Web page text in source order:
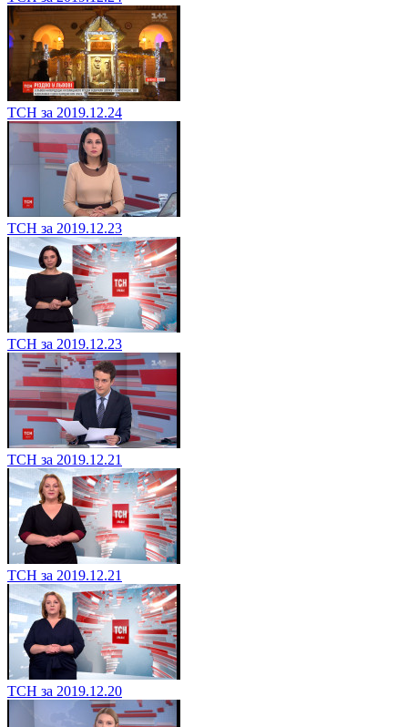
ТСН за 2019.12.24
ТСН за 2019.12.23
ТСН за 2019.12.23
ТСН за 2019.12.21
ТСН за 2019.12.21
ТСН за 2019.12.20